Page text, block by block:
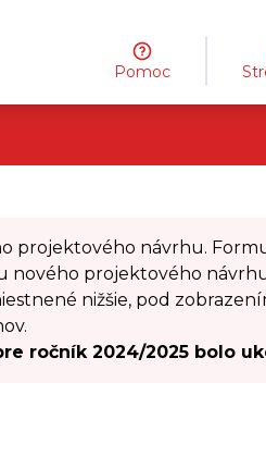
Pomoc
projektového návrhu.
nového projektového
nižšie, pod
ročník 2024/2025 bolo